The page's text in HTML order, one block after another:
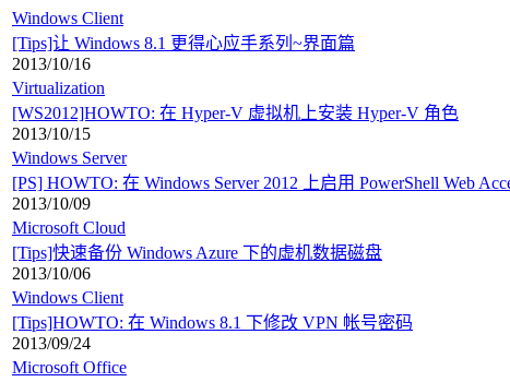
Windows Client
[Tips]让 Windows 8.1 更得心应手系列~界面篇
2013/10/16
Virtualization
[WS2012]HOWTO: 在 Hyper-V 虚拟机上安装 Hyper-V 角色
2013/10/15
Windows Server
[PS] HOWTO: 在 Windows Server 2012 上启用 PowerShell Web
2013/10/09
Microsoft Cloud
[Tips]快速备份 Windows Azure 下的虚机数据磁盘
2013/10/06
Windows Client
[Tips]HOWTO: 在 Windows 8.1 下修改 VPN 帐号密码
2013/09/24
Microsoft Office